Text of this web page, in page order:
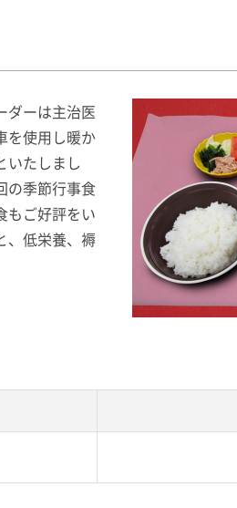
ダーは主治医
を使用し暖か
いたしまし
の季節行事食
もご好評をい
、低栄養、褥